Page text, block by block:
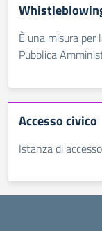
È una misura per
Pubblica
Accesso civico
Istanza di